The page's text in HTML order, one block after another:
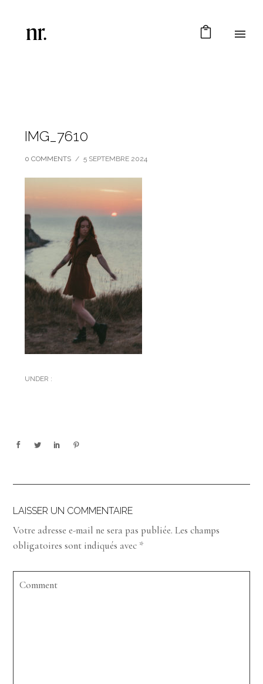
IMG_7610
0 COMMENTS / 5 SEPTEMBRE 2024
UNDER :
LAISSER UN COMMENTAIRE
Votre adresse e-mail ne sera pas publiée. Les champs
obligatoires sont indiqués avec *